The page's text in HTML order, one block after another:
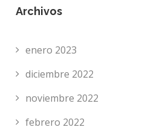
Archivos
enero 2023
diciembre 2022
noviembre 2022
febrero 2022